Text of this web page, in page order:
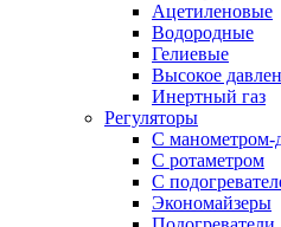
Ацетиленовые
Водородные
Гелиевые
Высокое
Инертный газ
Регуляторы
С манометром-
С ротаметром
С
Экономайзеры